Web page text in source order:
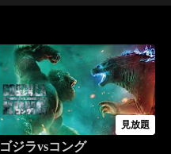
見放題
ゴジラvsコング